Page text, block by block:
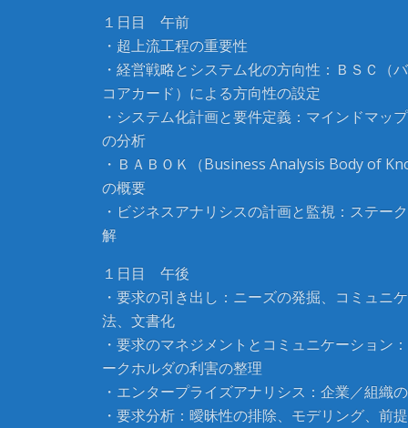
１日目 午前
・超上流工程の重要性
・経営戦略とシステム化の方向性：ＢＳＣ（
コアカード）による方向性の設定
・システム化計画と要件定義：マインドマッ
の分析
・ＢＡＢＯＫ（Business Analysis Body of
の概要
・ビジネスアナリシスの計画と監視：ステー
解
１日目 午後
・要求の引き出し：ニーズの発掘、コミュニ
法、文書化
・要求のマネジメントとコミュニケーション
ークホルダの利害の整理
・エンタープライズアナリシス：企業／組織
・要求分析：曖昧性の排除、モデリング、前